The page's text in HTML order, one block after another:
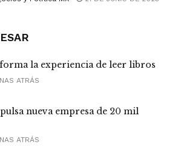
la experiencia de leer libros
ATRÁS
nueva empresa de 20 mil
ATRÁS